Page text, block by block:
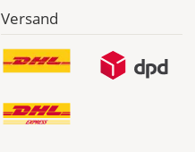
Versand